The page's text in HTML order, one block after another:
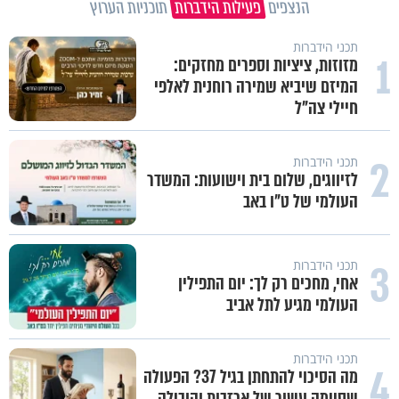
הנצפים פעילות הידברות תוכניות הערוץ
1 תכני הידברות
מזוזות, ציציות וספרים מחזקים:
המיזם שיביא שמירה רוחנית לאלפי
חיילי צה"ל
2 תכני הידברות
לזיווגים, שלום בית וישועות: המשדר
העולמי של ט"ו באב
3 תכני הידברות
אחי, מחכים רק לך: יום התפילין
העולמי מגיע לתל אביב
תכני הידברות
מה הסיכוי להתחתן בגיל 37? הפעולה